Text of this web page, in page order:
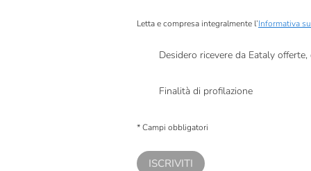
Fontanafredda
Fontodi
Frantoi Cutrera
Giorgio Poeta
Letta e compresa integralmente l’Informativa
Desidero ricevere da Eataly
Finalità di profilazione
* Campi obbligatori
ISCRIVITI